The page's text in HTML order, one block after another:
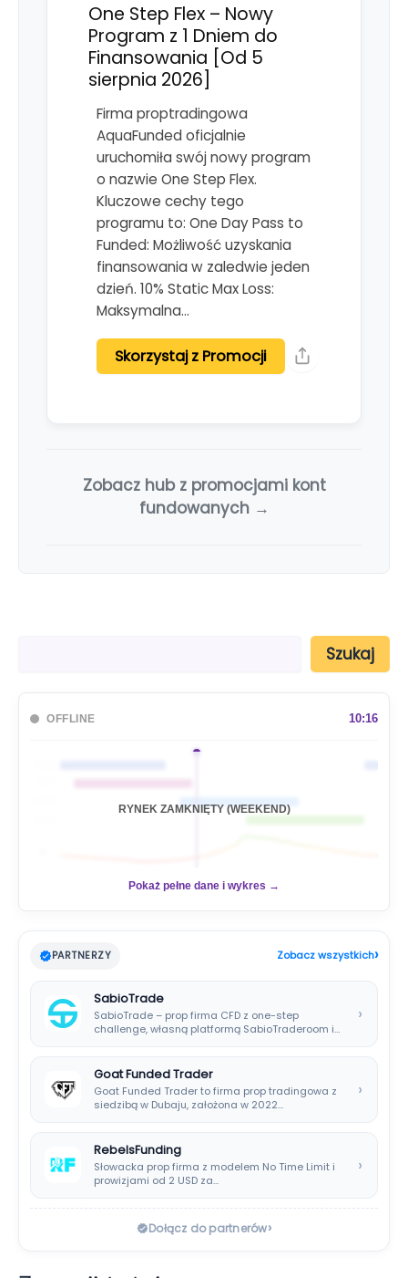
One Step Flex – Nowy
Program z 1 Dniem do
Finansowania [Od 5
sierpnia 2026]
Firma proptradingowa
AquaFunded oficjalnie
uruchomiła swój nowy program
o nazwie One Step Flex.
Kluczowe cechy tego
programu to: One Day Pass to
Funded: Możliwość uzyskania
finansowania w zaledwie jeden
dzień. 10% Static Max Loss:
Maksymalna…
Skorzystaj z Promocji
Zobacz hub z promocjami kont
fundowanych →
Szukaj
OFFLINE 10:16
RYNEK ZAMKNIĘTY (WEEKEND)
Pokaż pełne dane i wykres →
PARTNERZY Zobacz wszystkich›
SabioTrade
SabioTrade – prop firma CFD z one-step
challenge, własną platformą SabioTraderoom i
›
Goat Funded Trader
Goat Funded Trader to firma prop tradingowa z
siedzibą w Dubaju, założona w 2022…
›
RebelsFunding
Słowacka prop firma z modelem No Time Limit i
prowizjami od 2 USD za…
›
Dołącz do partnerów›